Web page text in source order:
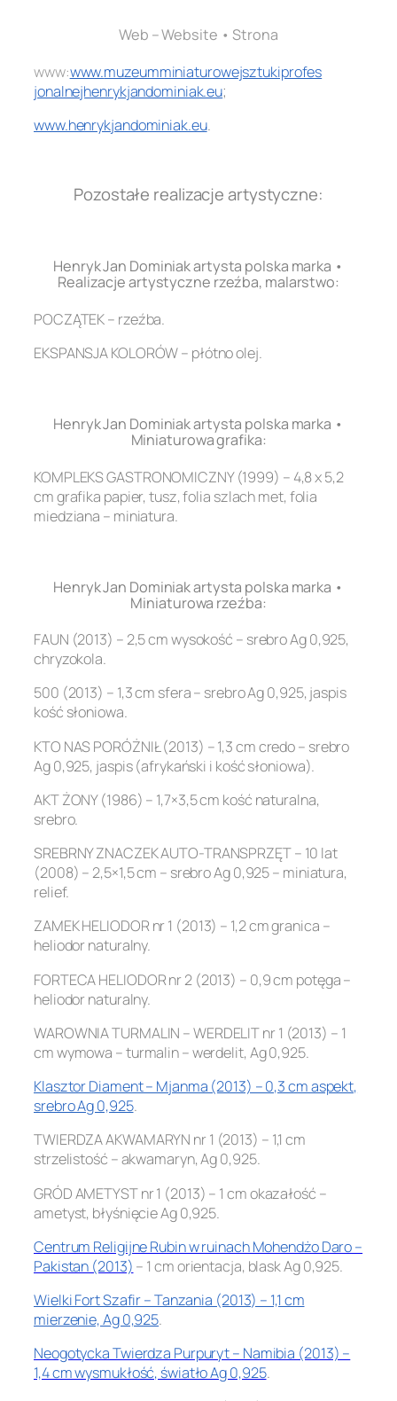
Web – Website • Strona
www:www.muzeumminiaturowejsztukiprofes
jonalnejhenrykjandominiak.eu;
www.henrykjandominiak.eu.
Pozostałe realizacje artystyczne:
Henryk Jan Dominiak artysta polska marka •
Realizacje artystyczne rzeźba, malarstwo:
POCZĄTEK – rzeźba.
EKSPANSJA KOLORÓW – płótno olej.
Henryk Jan Dominiak artysta polska marka •
Miniaturowa grafika:
KOMPLEKS GASTRONOMICZNY (1999) – 4,8 x 5,2
cm grafika papier, tusz, folia szlach met, folia
miedziana – miniatura.
Henryk Jan Dominiak artysta polska marka •
Miniaturowa rzeźba:
FAUN (2013) – 2,5 cm wysokość – srebro Ag 0,925,
chryzokola.
500 (2013) – 1,3 cm sfera – srebro Ag 0,925, jaspis
kość słoniowa.
KTO NAS PORÓŻNIŁ (2013) – 1,3 cm credo – srebro
Ag 0,925, jaspis (afrykański i kość słoniowa).
AKT ŻONY (1986) – 1,7×3,5 cm kość naturalna,
srebro.
SREBRNY ZNACZEK AUTO-TRANSPRZĘT – 10 lat
(2008) – 2,5×1,5 cm – srebro Ag 0,925 – miniatura,
relief.
ZAMEK HELIODOR nr 1 (2013) – 1,2 cm granica –
heliodor naturalny.
FORTECA HELIODOR nr 2 (2013) – 0,9 cm potęga –
heliodor naturalny.
WAROWNIA TURMALIN – WERDELIT nr 1 (2013) – 1
cm wymowa – turmalin – werdelit, Ag 0,925.
Klasztor Diament – Mjanma (2013) – 0,3 cm aspekt,
srebro Ag 0,925.
TWIERDZA AKWAMARYN nr 1 (2013) – 1,1 cm
strzelistość – akwamaryn, Ag 0,925.
GRÓD AMETYST nr 1 (2013) – 1 cm okazałość –
ametyst, błyśnięcie Ag 0,925.
Centrum Religijne Rubin w ruinach Mohendżo Daro –
Pakistan (2013) – 1 cm orientacja, blask Ag 0,925.
Wielki Fort Szafir – Tanzania (2013) – 1,1 cm
mierzenie, Ag 0,925.
Neogotycka Twierdza Purpuryt – Namibia (2013) –
1,4 cm wysmukłość, światło Ag 0,925.